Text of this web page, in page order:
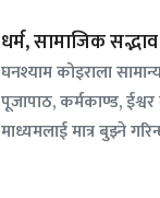
धर्म, सामाजिक
घनश्याम कोइराला
पूजापाठ, कर्मकाण्ड, ईश्वर
माध्यमलाई मात्र बुझ्ने